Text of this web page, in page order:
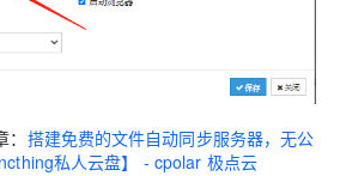
搭建免费的文件自动同步服务器，无公
私人云盘】 - cpolar 极点云